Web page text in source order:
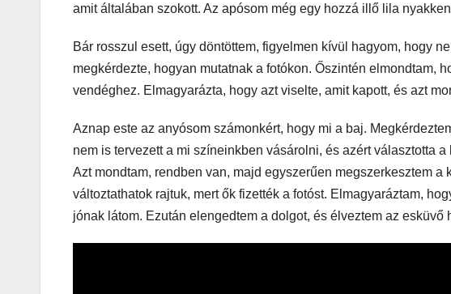
amit általában szokott. Az apósom még egy hozzá illő lila
Bár rosszul esett, úgy döntöttem, figyelmen kívül hagyom, hogy
megkérdezte, hogyan mutatnak a fotókon. Őszintén elmondtam,
vendéghez. Elmagyarázta, hogy azt viselte, amit kapott, és azt
Aznap este az anyósom számonkért, hogy mi a baj.
nem is tervezett a mi színeinkben vásárolni, és azért választotta
Azt mondtam, rendben van, majd egyszerűen megszerkesztem
változtathatok rajtuk, mert ők fizették a fotóst. Elmagyaráztam,
jónak látom. Ezután elengedtem a dolgot, és élveztem az esküvő